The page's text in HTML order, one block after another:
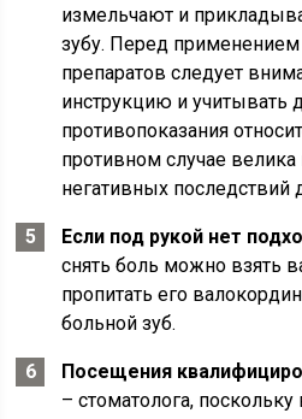
измельчают и
зубу. Перед
препаратов следует
инструкцию и учитывать
противопоказания
противном случае велика
негативных последствий
Если под рукой нет
снять боль можно взять
пропитать его
больной зуб.
Посещения
– стоматолога,